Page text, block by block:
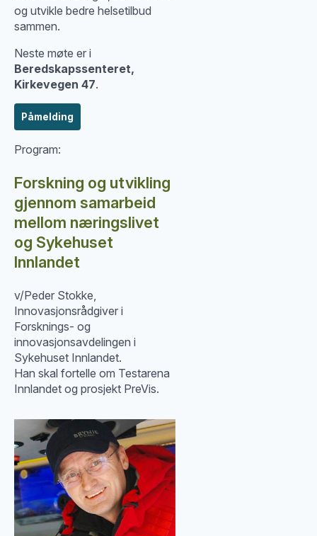
og utvikle bedre helsetilbud
sammen.
Neste møte er i
Beredskapssenteret,
Kirkevegen 47.
Påmelding
Program:
Forskning og utvikling
gjennom samarbeid
mellom næringslivet
og Sykehuset
Innlandet
v/Peder Stokke,
Innovasjonsrådgiver i
Forsknings- og
innovasjonsavdelingen i
Sykehuset Innlandet.
Han skal fortelle om Testarena
Innlandet og prosjekt PreVis.